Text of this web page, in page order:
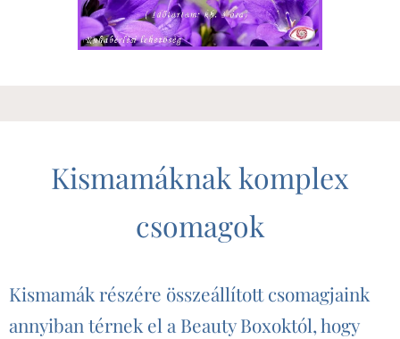
Kismamáknak komplex
csomagok
Kismamák részére összeállított csomagjaink
annyiban térnek el a Beauty Boxoktól, hogy